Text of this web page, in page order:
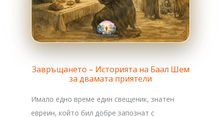
Завръщането – Историята на Баал Шем
за двамата приятели
Имало едно време един свещеник, знатен
евреин, който бил добре запознат с